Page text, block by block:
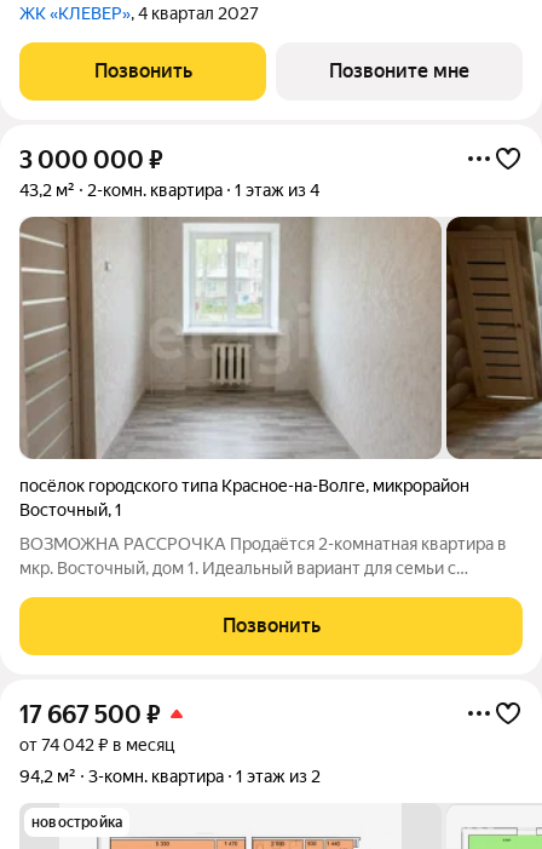
ЖК «КЛЕВЕР», 4 квартал 2027
Позвонить Позвоните мне
3 000 000 ₽
43,2 м² 2-комн. квартира 1 этаж из 4
посёлок городского типа Красное-на-Волге, микрорайон
Восточный,1
ВОЗМОЖНА РАССРОЧКА Продаётся 2-комнатная квартира в
мкр. Восточный, дом 1. Идеальный вариант для семьи с
кирпичный (тепло и
Позвонить
17 667 500 ₽
от 74 042 ₽ в месяц
94,2 м²
3-комн. квартира 1 этаж из 2
новостройка